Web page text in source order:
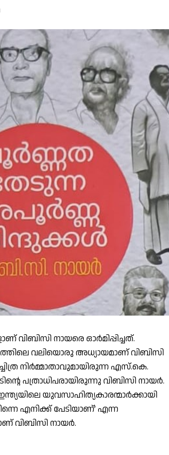
നായരെ ഓര്‍മിപ്പിച്ചത്.
വലിയൊരു അധ്യായമാണ് വിബിസി
നിര്‍മ്മാതാവുമായിരുന്ന എസ്.കെ.
പത്രാധിപരായിരുന്നു വിബിസി നായര്‍.
യുവസാഹിത്യകാരന്മാര്‍ക്കായി
എനിക്ക് പേടിയാണ്’ എന്ന
വിബിസി നായര്‍.